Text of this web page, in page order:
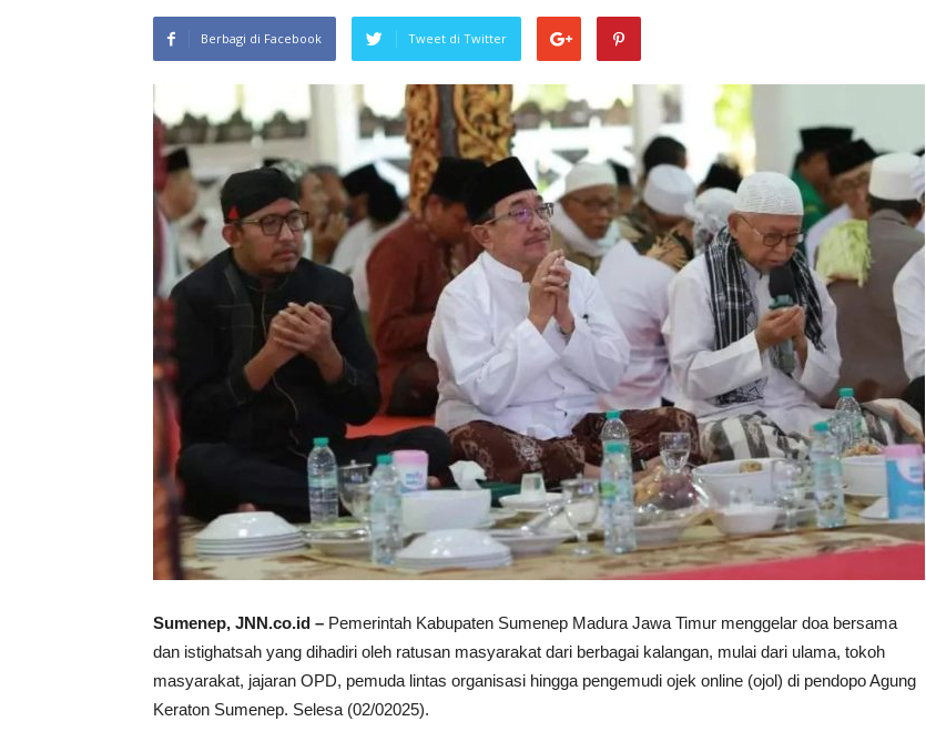
Berbagi di Facebook Tweet di Twitter
Sumenep, JNN.co.id – Pemerintah Kabupaten Sumenep Madura Jawa Timur menggelar doa bersama
dan istighatsah yang dihadiri oleh ratusan masyarakat dari berbagai kalangan, mulai dari ulama, tokoh
masyarakat, jajaran OPD, pemuda lintas organisasi hingga pengemudi ojek online (ojol) di pendopo Agung
Keraton Sumenep. Selesa (02/02025).